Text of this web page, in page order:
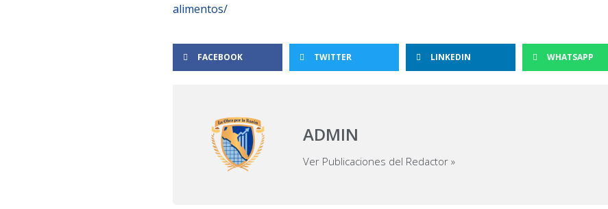
alimentos/
FACEBOOK TWITTER LINKEDIN WHATSAPP
ADMIN
Ver Publicaciones del Redactor »